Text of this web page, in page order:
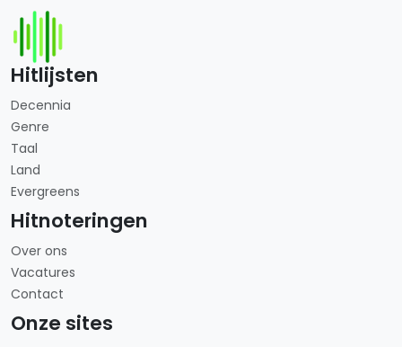
Hitlijsten
Decennia
Genre
Taal
Land
Evergreens
Hitnoteringen
Over ons
Vacatures
Contact
Onze sites